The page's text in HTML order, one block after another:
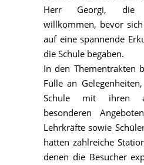
Herr Georgi, die
willkommen, bevor
auf eine spannende
die Schule begaben.
In den Thementrakten
Fülle an
Schule mit ihren
besonderen
Lehrkräfte sowie
hatten zahlreiche
denen die Besucher